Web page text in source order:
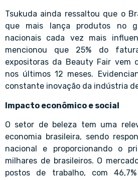
Tsukuda ainda ressaltou que o
que mais lança produtos no
nacionais cada vez mais
mencionou que 25% do
expositoras da Beauty Fair vem
nos últimos 12 meses.
constante inovação da indústria
Impacto econômico e social
O setor de beleza tem uma
economia brasileira, sendo
nacional e proporcionando o
milhares de brasileiros. O
postos de trabalho, com